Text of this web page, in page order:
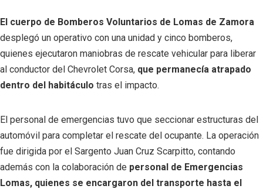
El cuerpo de Bomberos Voluntarios de Lomas de Zamora
desplegó un operativo con una unidad y cinco bomberos,
quienes ejecutaron maniobras de rescate vehicular para liberar
al conductor del Chevrolet Corsa, que permanecía atrapado
dentro del habitáculo tras el impacto.
El personal de emergencias tuvo que seccionar estructuras del
automóvil para completar el rescate del ocupante. La operación
fue dirigida por el Sargento Juan Cruz Scarpitto, contando
además con la colaboración de personal de Emergencias
Lomas, quienes se encargaron del transporte hasta el